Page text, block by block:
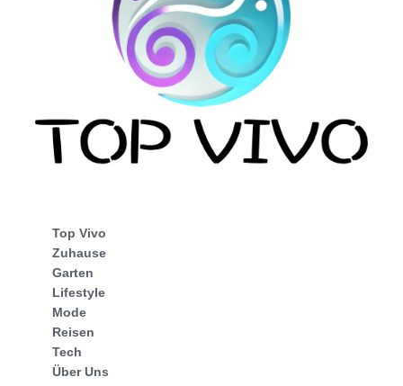
Top Vivo
Zuhause
Garten
Lifestyle
Mode
Reisen
Tech
Über Uns